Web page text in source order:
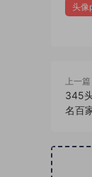
头像
上一篇
345
名百